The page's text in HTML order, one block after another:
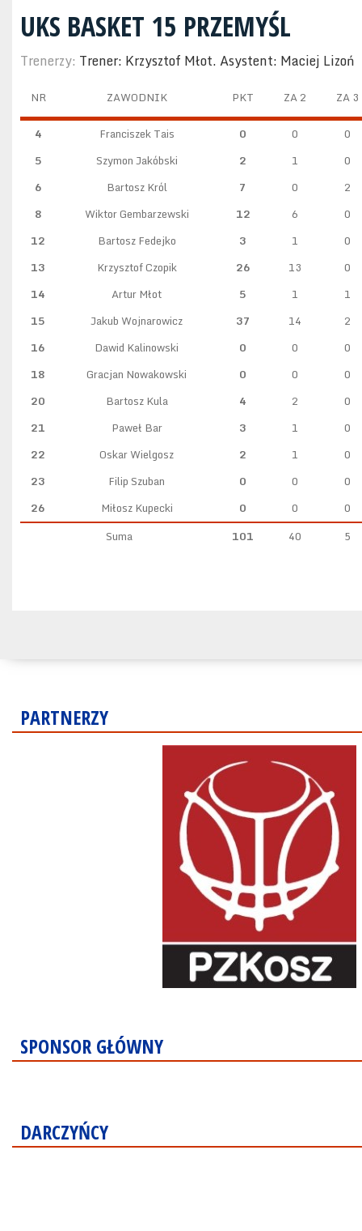
UKS BASKET 15 PRZEMYŚL
Trenerzy: Trener: Krzysztof Młot. Asystent: Maciej Lizoń
NR ZAWODNIK PKT ZA 2 ZA 3
4 Franciszek Tais 0 0
0
5
Szymon Jakóbski 2 1
0
6
Bartosz Król 7 0
2
8
Wiktor Gembarzewski 12 6
0
12
Bartosz Fedejko 3 1
0
13
Krzysztof Czopik 26 13
0
14
Artur Młot 5 1
1
15
Jakub Wojnarowicz 37 14
2
16
Dawid Kalinowski 0 0
0
18
Gracjan Nowakowski 0 0
0
20
Bartosz Kula 4 2
0
21
Paweł Bar 3 1
0
22
Oskar Wielgosz 2 1
0
23
Filip Szuban 0 0
0
26
Miłosz Kupecki 0 0
0
Suma
101 40 5
PARTNERZY
SPONSOR GŁÓWNY
DARCZYŃCY